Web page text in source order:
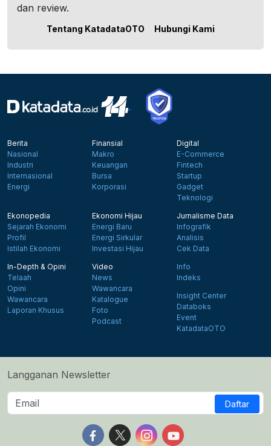
dan review.
Tentang KatadataOTO Hubungi Kami
Berita
Nasional
Industri
Internasional
Energi
Finansial
Makro
Keuangan
Bursa
Korporasi
Digital
E-Commerce
Fintech
Startup
Gadget
Teknologi
Ekonopedia
Sejarah Ekonomi
Profil
Istilah Ekonomi
Ekonomi Hijau
Energi Baru
Energi Sirkular
Investasi Hijau
Jurnalisme Data
Infografik
Analisis
Cek Data
In-Depth & Opini
Telaah
Opini
Wawancara
Laporan Khusus
Video
News
Wawancara
Katalogue
Foto
Podcast
Info
Indeks
Insight Center
Databoks
Event
KatadataOTO
Langganan Newsletter
Daftar
Follow us on Facebook
Follow us on X
Follow us on Instagram
Follow us on